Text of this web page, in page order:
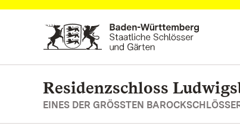
Zum Hauptinhalt springen
Residenzschloss
EINES DER GRÖSSTEN